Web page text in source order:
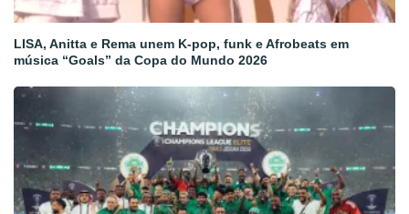
LISA, Anitta e Rema unem K-pop, funk e Afrobeats em
música “Goals” da Copa do Mundo 2026